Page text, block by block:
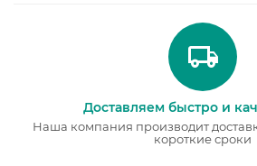
Доставляем быстро и
Наша компания производит
короткие сроки